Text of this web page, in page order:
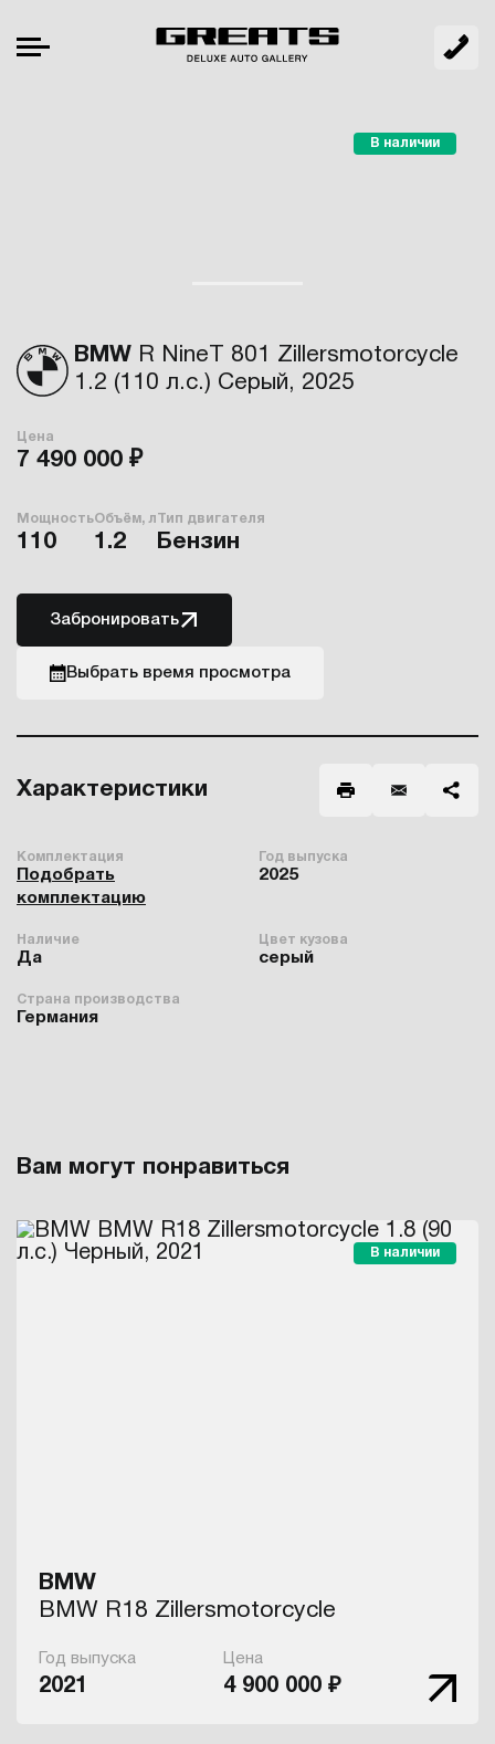
BMW R NineT 801 Zillersmotorcycle
1.2 (110 л.с.) Серый, 2025
В наличии
Цена
7 490 000 ₽
Мощность
110
Объём, л
1.2
Тип двигателя
Бензин
Забронировать
Выбрать время просмотра
Характеристики
Комплектация
Подобрать
комплектацию
Год выпуска
2025
Наличие
Да
Цвет кузова
серый
Страна производства
Германия
Вам могут понравиться
В наличии
BMW
BMW R18 Zillersmotorcycle
Год выпуска
2021
Цена
4 900 000 ₽